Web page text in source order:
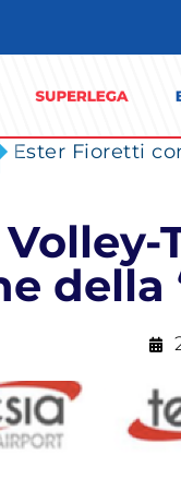
Ester Fioretti
della